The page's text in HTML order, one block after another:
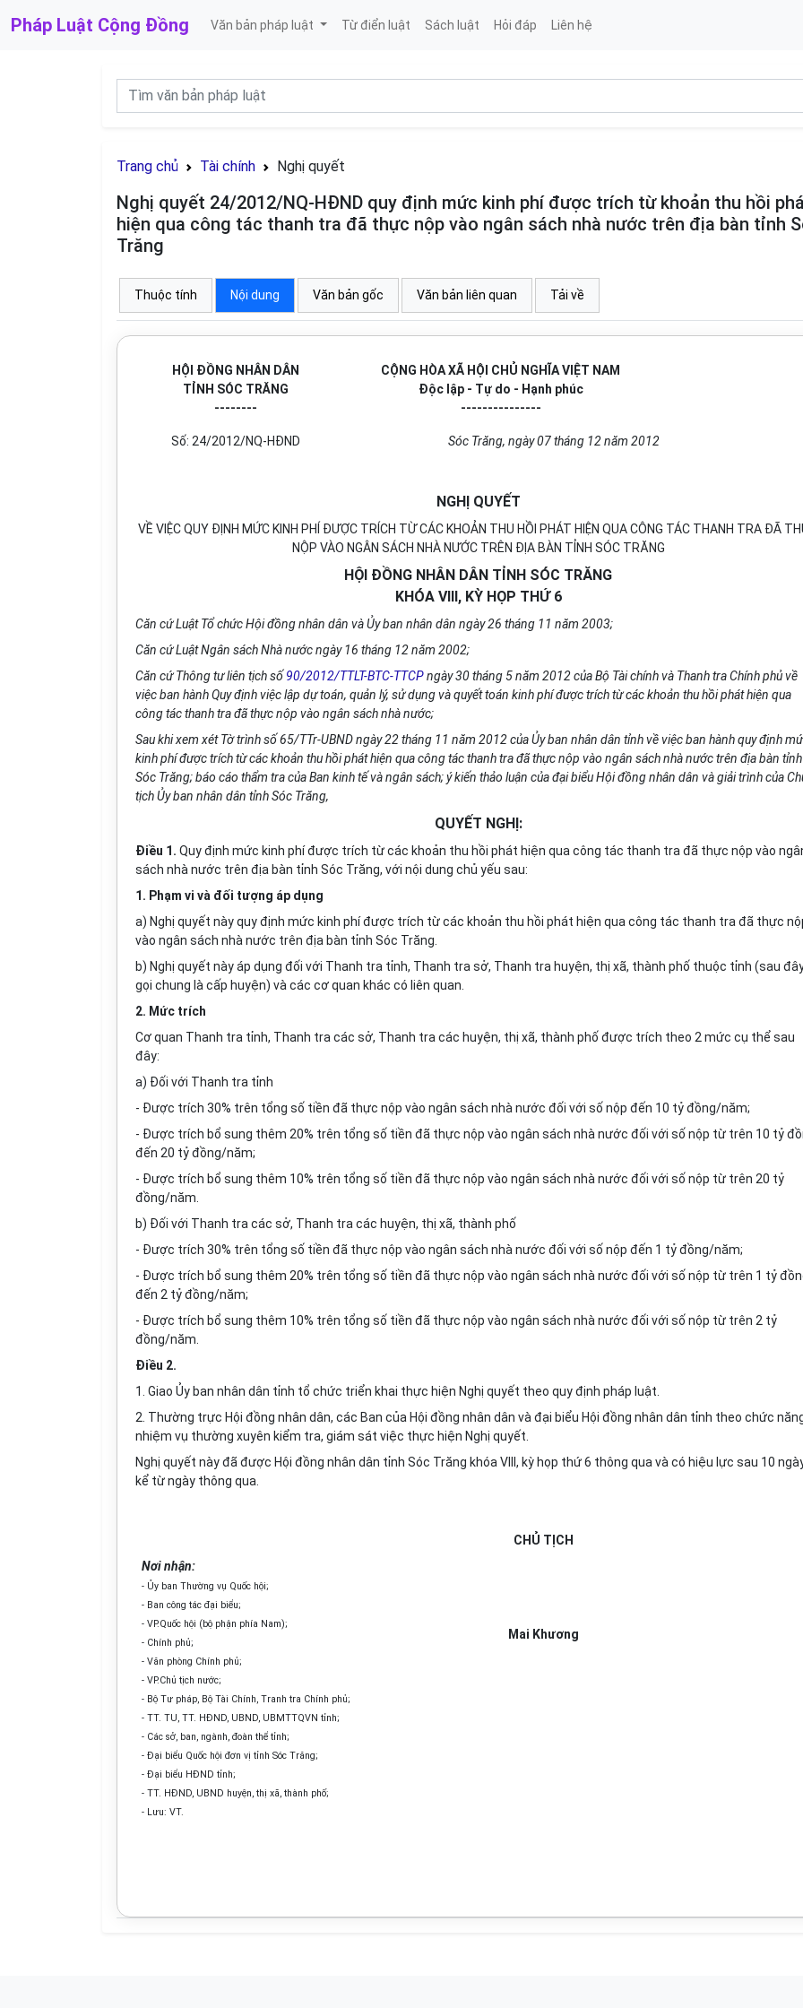
Pháp Luật Cộng Đồng Văn bản pháp luật Từ điển luật Sách luật Hỏi đáp Liên hệ
Trang chủ Tài chính Nghị quyết
Nghị quyết 24/2012/NQ-HĐND quy định mức kinh phí được trích từ khoản thu hồi
hiện qua công tác thanh tra đã thực nộp vào ngân sách nhà nước trên địa bàn tỉnh
Trăng
Thuộc tính Nội dung Văn bản gốc Văn bản liên quan Tải về
HỘI ĐỒNG NHÂN DÂN
TỈNH SÓC TRĂNG
--------
CỘNG HÒA XÃ HỘI CHỦ NGHĨA VIỆT NAM
Độc lập - Tự do - Hạnh phúc
---------------
Số: 24/2012/NQ-HĐND Sóc Trăng, ngày 07 tháng 12 năm 2012
NGHỊ QUYẾT
VỀ VIỆC QUY ĐỊNH MỨC KINH PHÍ ĐƯỢC TRÍCH TỪ CÁC KHOẢN THU HỒI PHÁT HIỆN QUA CÔNG TÁC THANH TRA ĐÃ
NỘP VÀO NGÂN SÁCH NHÀ NƯỚC TRÊN ĐỊA BÀN TỈNH SÓC TRĂNG
HỘI ĐỒNG NHÂN DÂN TỈNH SÓC TRĂNG
KHÓA VIII, KỲ HỌP THỨ 6
Căn cứ Luật Tổ chức Hội đồng nhân dân và Ủy ban nhân dân ngày 26 tháng 11 năm 2003;
Căn cứ Luật Ngân sách Nhà nước ngày 16 tháng 12 năm 2002;
Căn cứ Thông tư liên tịch số 90/2012/TTLT-BTC-TTCPngày 30 tháng 5 năm 2012 của Bộ Tài chính và Thanh tra Chính phủ về
việc ban hành Quy định việc lập dự toán, quản lý, sử dụng và quyết toán kinh phí được trích từ các khoản thu hồi phát hiện qua
công tác thanh tra đã thực nộp vào ngân sách nhà nước;
Sau khi xem xét Tờ trình số 65/TTr-UBND ngày 22 tháng 11 năm 2012 của Ủy ban nhân dân tỉnh về việc ban hành quy định
kinh phí được trích từ các khoản thu hồi phát hiện qua công tác thanh tra đã thực nộp vào ngân sách nhà nước trên địa bàn tỉnh
Sóc Trăng; báo cáo thẩm tra của Ban kinh tế và ngân sách; ý kiến thảo luận của đại biểu Hội đồng nhân dân và giải trình của
tịch Ủy ban nhân dân tỉnh Sóc Trăng,
QUYẾT NGHỊ:
Điều 1. Quy định mức kinh phí được trích từ các khoản thu hồi phát hiện qua công tác thanh tra đã thực nộp vào
sách nhà nước trên địa bàn tỉnh Sóc Trăng, với nội dung chủ yếu sau:
1. Phạm vi và đối tượng áp dụng
a) Nghị quyết này quy định mức kinh phí được trích từ các khoản thu hồi phát hiện qua công tác thanh tra đã thực
vào ngân sách nhà nước trên địa bàn tỉnh Sóc Trăng.
b) Nghị quyết này áp dụng đối với Thanh tra tỉnh, Thanh tra sở, Thanh tra huyện, thị xã, thành phố thuộc tỉnh (sau
gọi chung là cấp huyện) và các cơ quan khác có liên quan.
2. Mức trích
Cơ quan Thanh tra tỉnh, Thanh tra các sở, Thanh tra các huyện, thị xã, thành phố được trích theo 2 mức cụ thể sau
đây:
a) Đối với Thanh tra tỉnh
- Được trích 30% trên tổng số tiền đã thực nộp vào ngân sách nhà nước đối với số nộp đến 10 tỷ đồng/năm;
- Được trích bổ sung thêm 20% trên tổng số tiền đã thực nộp vào ngân sách nhà nước đối với số nộp từ trên 10 tỷ
đến 20 tỷ đồng/năm;
- Được trích bổ sung thêm 10% trên tổng số tiền đã thực nộp vào ngân sách nhà nước đối với số nộp từ trên 20 tỷ
đồng/năm.
b) Đối với Thanh tra các sở, Thanh tra các huyện, thị xã, thành phố
- Được trích 30% trên tổng số tiền đã thực nộp vào ngân sách nhà nước đối với số nộp đến 1 tỷ đồng/năm;
- Được trích bổ sung thêm 20% trên tổng số tiền đã thực nộp vào ngân sách nhà nước đối với số nộp từ trên 1 tỷ
đến 2 tỷ đồng/năm;
- Được trích bổ sung thêm 10% trên tổng số tiền đã thực nộp vào ngân sách nhà nước đối với số nộp từ trên 2 tỷ
đồng/năm.
Điều 2.
1. Giao Ủy ban nhân dân tỉnh tổ chức triển khai thực hiện Nghị quyết theo quy định pháp luật.
2. Thường trực Hội đồng nhân dân, các Ban của Hội đồng nhân dân và đại biểu Hội đồng nhân dân tỉnh theo chức
nhiệm vụ thường xuyên kiểm tra, giám sát việc thực hiện Nghị quyết.
Nghị quyết này đã được Hội đồng nhân dân tỉnh Sóc Trăng khóa VIII, kỳ họp thứ 6 thông qua và có hiệu lực sau 10
kể từ ngày thông qua.
Nơi nhận:
- Ủy ban Thường vụ Quốc hội;
- Ban công tác đại biểu;
- VP.Quốc hội (bộ phận phía Nam);
- Chính phủ;
- Văn phòng Chính phủ;
- VP.Chủ tịch nước;
- Bộ Tư pháp, Bộ Tài Chính, Tranh tra Chính phủ;
- TT. TU, TT. HĐND, UBND, UBMTTQVN tỉnh;
- Các sở, ban, ngành, đoàn thể tỉnh;
- Đại biểu Quốc hội đơn vị tỉnh Sóc Trăng;
- Đại biểu HĐND tỉnh;
- TT. HĐND, UBND huyện, thị xã, thành phố;
- Lưu: VT.
CHỦ TỊCH
Mai Khương